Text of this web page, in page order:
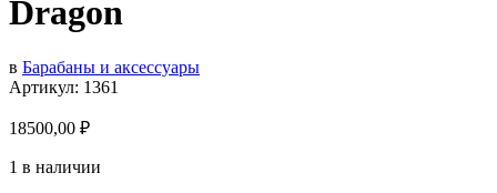
Dragon
в Барабаны и аксессуары
Артикул: 1361
18500,00 ₽
1 в наличии